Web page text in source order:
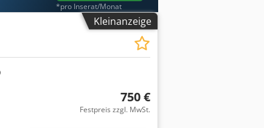
*pro Inserat/Monat
Kleinanzeige
750 €
Festpreis zzgl. MwSt.